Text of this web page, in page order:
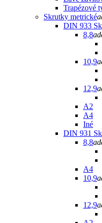
Trapézové
Skrutky metrické
DIN 933
8,8
10,9
12,9
A2
A4
Iné
DIN 931
8,8
A4
10,9
12,9